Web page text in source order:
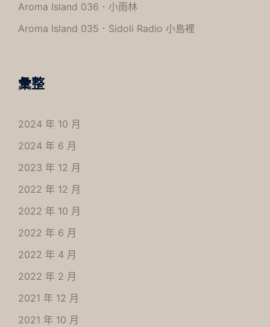
Aroma Island 036．小雨林
Aroma Island 035．Sidoli Radio 小島裡
彙整
2024 年 10 月
2024 年 6 月
2023 年 12 月
2022 年 12 月
2022 年 10 月
2022 年 6 月
2022 年 4 月
2022 年 2 月
2021 年 12 月
2021 年 10 月